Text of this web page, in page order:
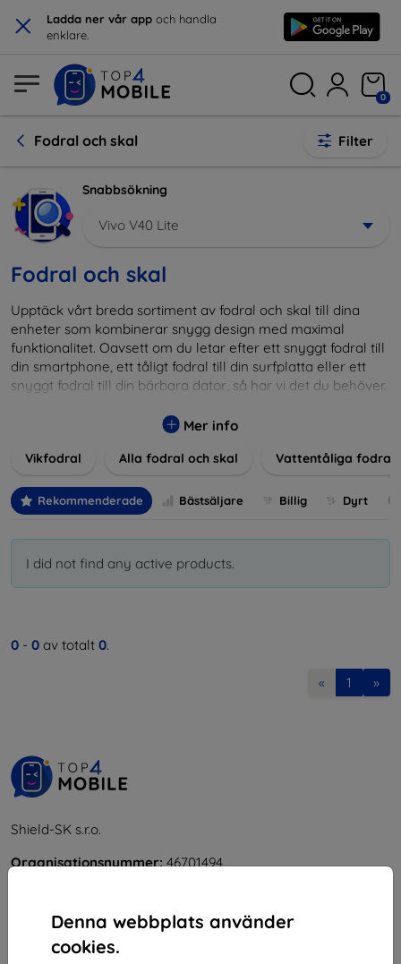
× Ladda ner vår app och handla
enklare.
Denna webbplats använder
cookies.
0
Fodral och skal Filter
Snabbsökning
Vivo V40 Lite
Fodral och skal
Upptäck vårt breda sortiment av fodral och skal till dina
enheter som kombinerar snygg design med maximal
funktionalitet. Oavsett om du letar efter ett snyggt fodral till
din smartphone, ett tåligt fodral till din surfplatta eller ett
snyggt fodral till din bärbara dator, så har vi det du behöver.
stötar, samtidigt som de tar hänsyn till användarnas
att hitta rätt tillbehör till din enhet. Våra fodral och skal är
inte bara praktiska utan också moderiktiga, vilket gör dem
dig.
Mer info
Vikfodral Alla fodral och skal Vattentåliga fodral
Rekommenderade Bästsäljare Billig Dyrt
I did not find any active products.
0 - 0 av totalt 0.
« 1 »
Shield-SK s.r.o.
Organisationsnummer: 46701494
Kontakt